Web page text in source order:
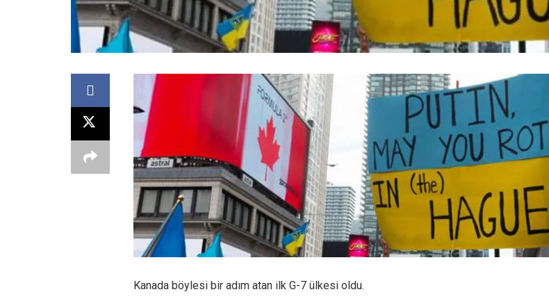
Kanada böylesi bir adım atan ilk G-7 ülkesi oldu.